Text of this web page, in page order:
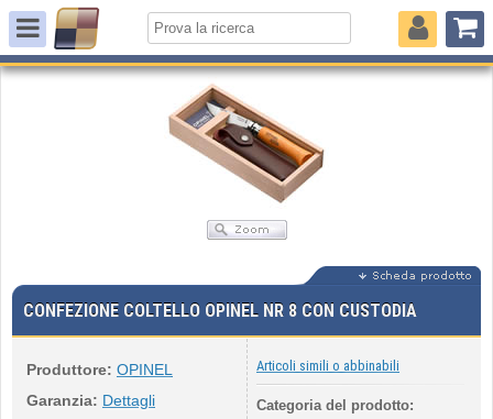
CONFEZIONE COLTELLO OPINEL NR 8 CON CUSTODIA
Produttore: OPINEL
Garanzia: Dettagli
Articoli simili o abbinabili
Categoria del prodotto: